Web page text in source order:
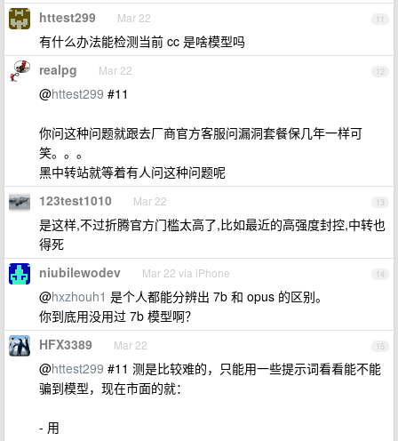
11
httest299 Mar 22
有什么办法能检测当前 cc 是啥模型吗
12
realpg Mar 22
@httest299 #11
你问这种问题就跟去厂商官方客服问漏洞套餐保几年一样可
笑。。。
黑中转站就等着有人问这种问题呢
13
123test1010 Mar 22
是这样,不过折腾官方门槛太高了,比如最近的高强度封控,中转也
得死
14
niubilewodev Mar 22 via iPhone
@hxzhouh1 是个人都能分辨出 7b 和 opus 的区别。
你到底用没用过 7b 模型啊？
15
HFX3389 Mar 22
@httest299 #11 测是比较难的，只能用一些提示词看看能不能
骗到模型，现在市面的就：
- 用